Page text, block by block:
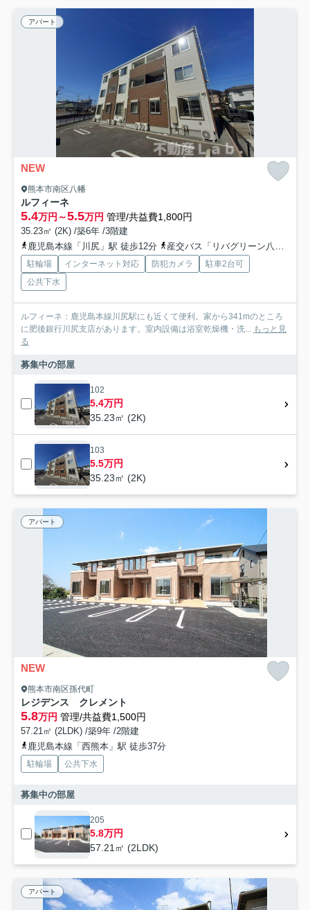
アパート
NEW
熊本市南区八幡
ルフィーネ
5.4万円～5.5万円 管理/共益費1,800円
35.23㎡ (2K) /築6年 /3階建
鹿児島本線「川尻」駅 徒歩12分
産交バス「リバグリーン八幡」バス停下車 徒歩1分
駐輪場 インターネット対応 防犯カメラ
駐車2台可
公共下水
ルフィーネ：鹿児島本線川尻駅にも近くて便利。家から341mのところ
に肥後銀行川尻支店があります。室内設備は浴室乾燥機・洗...
もっと見
る
募集中の部屋
102
5.4万円
35.23㎡ (2K)
103
5.5万円
35.23㎡ (2K)
アパート
NEW
熊本市南区孫代町
レジデンス クレメント
5.8万円 管理/共益費1,500円
57.21㎡ (2LDK) /築9年 /2階建
鹿児島本線「西熊本」駅 徒歩37分
駐輪場 公共下水
募集中の部屋
205
5.8万円
57.21㎡ (2LDK)
アパート